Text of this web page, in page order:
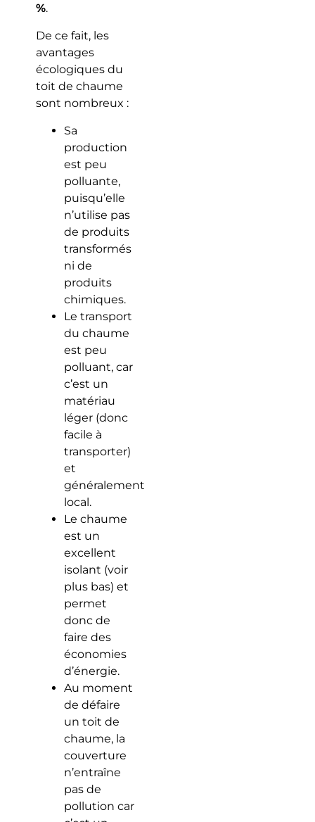
%.
De ce fait, les
avantages
écologiques du
toit de chaume
sont nombreux :
Sa
production
est peu
polluante,
puisqu’elle
n’utilise pas
de produits
transformés
ni de
produits
chimiques.
Le transport
du chaume
est peu
polluant, car
c’est un
matériau
léger (donc
facile à
transporter)
et
généralement
local.
Le chaume
est un
excellent
isolant (voir
plus bas) et
permet
donc de
faire des
économies
d’énergie.
Au moment
de défaire
un toit de
chaume, la
couverture
n’entraîne
pas de
pollution car